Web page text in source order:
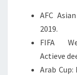
AFC
2019.
FIFA
Actieve
Arab